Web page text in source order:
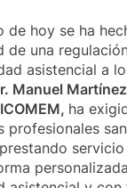
de hoy se ha
de una
asistencial a
Manuel
ha
profesionales
servicio